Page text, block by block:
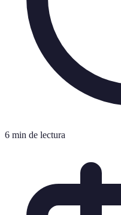
6 min de lectura